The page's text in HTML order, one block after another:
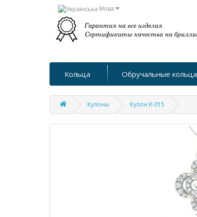
Мова
Кольца Обручальные кольца
Кулоны Кулон К-015